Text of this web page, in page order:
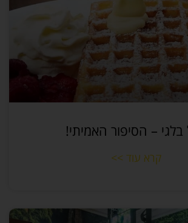
בלגי – הסיפור האמיתי!
קרא עוד >>